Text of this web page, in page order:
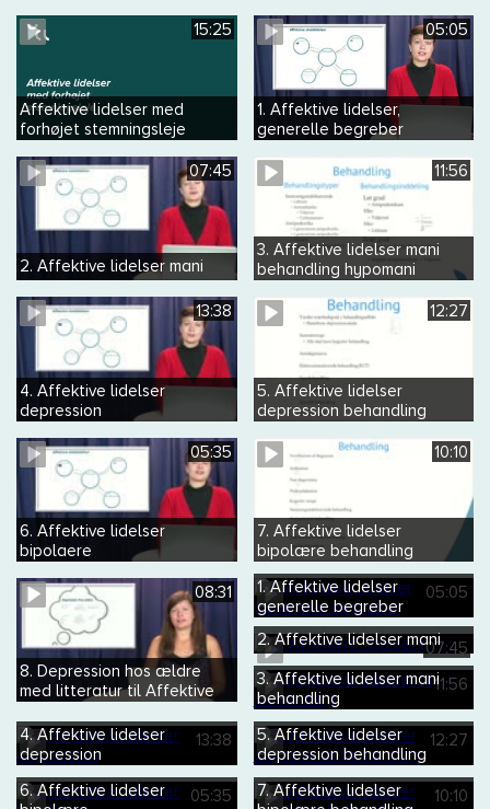
15:25
Affektive lidelser med
forhøjet stemningsleje
05:05
1. Affektive lidelser,
generelle begreber
07:45
2. Affektive lidelser mani
11:56
3. Affektive lidelser mani
behandling hypomani
13:38
4. Affektive lidelser
depression
12:27
5. Affektive lidelser
depression behandling
05:35
6. Affektive lidelser
bipolaere
10:10
7. Affektive lidelser
bipolære behandling
kroniske affektive tilstande
08:31
8. Depression hos ældre
med litteratur til Affektive
05:05
1. Affektive lidelser
generelle begreber
07:45
2. Affektive lidelser mani
11:56
3. Affektive lidelser mani
behandling
13:38
4. Affektive lidelser
depression
12:27
5. Affektive lidelser
depression behandling
05:35
6. Affektive lidelser
10:10
7. Affektive lidelser